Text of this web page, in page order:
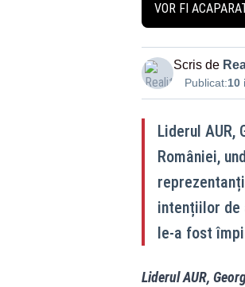
VOR FI
Scris de
Publicat:10
Liderul
României,
intențiilor de
le-a fost
Liderul AUR,